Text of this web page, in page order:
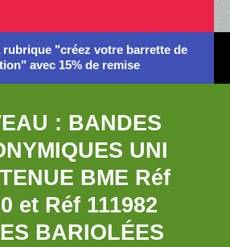
rubrique "créez votre barrette de
avec 15% de remise
: BANDES
UNI
BME Réf
et Réf 111982
BARIOLÉES